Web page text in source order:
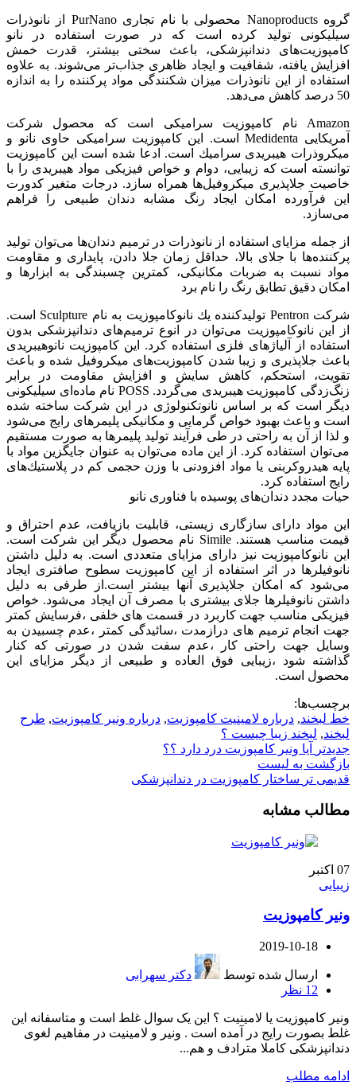
گروه Nanoproducts محصولی با نام تجاری PurNano از نانوذرات
سیلیكونی تولید كرده است كه در صورت استفاده در نانو
كامپوزیت‌های دندانپزشكی، باعث سختی بیشتر، قدرت خمش
افزایش یافته، شفافیت و ایجاد ظاهری جذاب‌تر می‌شوند. به علاوه
استفاده از این نانوذرات میزان شكنندگی مواد پركننده را به اندازه
50 درصد كاهش می‌دهد.
Amazon نام كامپوزیت سرامیكی است كه محصول شركت
آمریكایی Medidenta است. این كامپوزیت سرامیكی حاوی نانو و
میكروذرات هیبریدی سرامیك است. ادعا شده است این كامپوزیت‌
توانسته است كه زیبایی، دوام و خواص فیزیكی مواد هیبریدی را با
خاصیت جلاپذیری میكروفیل‌ها همراه سازد. درجات متغیر كدورت
این فرآورده امكان ایجاد رنگ مشابه دندان طبیعی را فراهم
می‌سازد.
از جمله مزایای استفاده از نانوذرات در ترمیم دندان‌ها می‌توان تولید
پركننده‌ها با جلای بالا، حداقل زمان جلا دادن، پایداری و مقاومت
مواد نسبت به ضربات مكانیكی، كمترین چسبندگی به ابزارها و
امكان دقیق تطابق رنگ را نام برد
شركت Pentron تولیدكننده یك نانوكامپوزیت‌ به نام Sculpture است.
از این نانوكامپوزیت می‌توان در انوع ترمیم‌های دندانپزشكی بدون
استفاده از آلیاژهای فلزی استفاده كرد. این كامپوزیت‌ نانوهیبریدی
باعث جلاپذیری و زیبا شدن كامپوزیت‌های میكروفیل شده و باعث
تقویت، استحكم، كاهش سایش و افزایش مقاومت در برابر
زنگ‌زدگی كامپوزیت‌ هیبریدی می‌گردد. POSS نام ماده‌ای سیلیكونی
دیگر است كه بر اساس نانوتكنولوژی در این شركت ساخته شده
است و باعث بهبود خواص گرمایی و مكانیكی پلیمرهای رایج می‌شود
و لذا از آن به راحتی در طی فرآیند تولید پلیمرها به صورت مستقیم
می‌توان استفاده كرد. از این ماده می‌توان به عنوان جایگزین مواد با
پایه هیدروكربنی یا مواد افزودنی با وزن حجمی كم در پلاستیك‌های
رایج استفاده كرد.
حیات مجدد دندان‌های پوسیده با فناوری نانو
این مواد دارای سازگاری زیستی، قابلیت بازیافت، عدم احتراق و
قیمت مناسب هستند. Simile نام محصول دیگر این شركت است.
این نانوكامپوزیت نیز دارای مزایای متعددی است. به دلیل داشتن
نانوفیلرها در اثر استفاده از این كامپوزیت‌ سطوح صافتری ایجاد
می‌شود كه امكان جلاپذیری آنها بیشتر است.از طرفی به دلیل
داشتن نانوفیلرها جلای بیشتری با مصرف آن ایجاد می‌شود. خواص
فیزیكی مناسب جهت كاربرد در قسمت های خلفی ،فرسایش كمتر
جهت انجام ترمیم های درازمدت ،سائیدگی كمتر ،عدم چسبیدن به
وسایل جهت راحتی كار ،عدم سفت شدن در صورتی كه كنار
گذاشته شود ،زیبایی فوق العاده و طبیعی از دیگر مزایای این
محصول است.
برچسب‌ها:
خط لبخند, درباره لامینیت کامپوزیت, درباره ونیر کامپوزیت, طرح
لبخند, لبخند زیبا چیست ؟
جدیدتر
آیا ونیر کامپوزیت درد دارد ؟؟
بازگشت به لیست
قدیمی تر ساختار کامپوزیت در دندانپزشکی
مطالب مشابه
07 اکتبر
زیبایی
ونیر کامپوزیت
2019-10-18
ارسال شده توسط
دکتر سهرابی
12 نظر
ونیر کامپوزیت یا لامینیت ؟ این یک سوال غلط است و متاسفانه این
غلط بصورت رایج در آمده است . ونیر و لامینیت در مفاهیم لغوی
دندانپزشکی کاملا مترادف و هم...
ادامه مطلب